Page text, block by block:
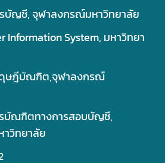
บัญชี, จุฬาลงกรณ์มหาวิทยาลัย
Information System, มหาวิทยา
ฎีบัณฑิต,จุฬาลงกรณ์
บัณฑิตทางการสอบบัญชี,
วิทยาลัย